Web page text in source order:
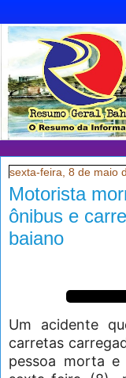
sexta-feira, 8 de maio
Motorista
ônibus e
baiano
Um acidente
carretas
pessoa morta